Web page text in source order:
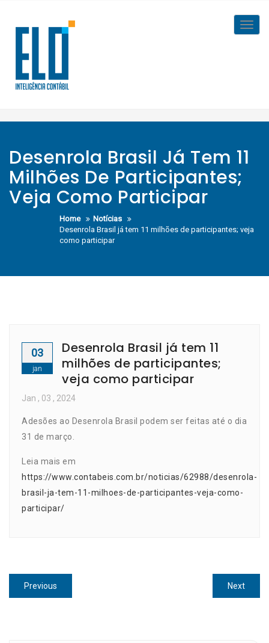
content
Desenrola Brasil Já Tem 11
Milhões De Participantes;
Veja Como Participar
Home
Notícias
Desenrola Brasil já tem 11 milhões de participantes; veja
como participar
03
jan
Desenrola Brasil já tem 11
milhões de participantes;
veja como participar
Jan , 03 , 2024
Adesões ao Desenrola Brasil podem ser feitas até o dia
31 de março.
Leia mais em
https://www.contabeis.com.br/noticias/62988/desenrola-
brasil-ja-tem-11-milhoes-de-participantes-veja-como-
participar/
Navegação
de
Previous
post:
NextNext
post: